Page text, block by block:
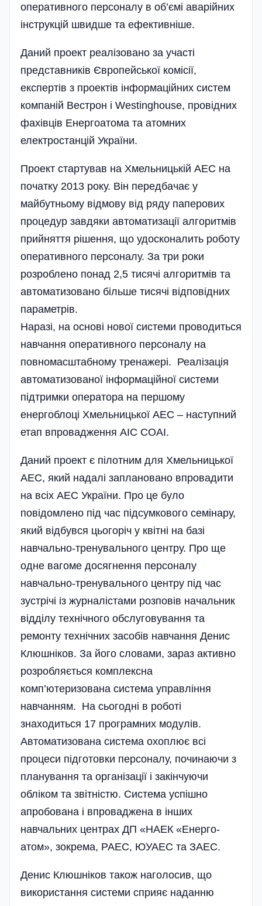
оперативного персоналу в об’ємі аварійних
ін­струкцій швидше та ефективніше.
Даний проект реалізовано за участі
представників Європейської ко­місії,
експертів з проектів інформаційних систем
компаній Вестрон і Westing­house, провідних
фахівців Енергоатома та атомних
електростанцій України.
Проект стартував на Хмельницькій АЕС на
початку 2013 року. Він передбачає у
майбутньому відмову від ряду паперових
процедур завдяки автоматизації алгори­тмів
прийняття рішення, що удосконалить роботу
оперативного персо­налу. За три роки
розроблено понад 2,5 тисячі алгоритмів та
автоматизовано більше тисячі відповідних
параметрів.
Наразі, на основі нової системи проводиться
навчання оперативного персоналу на
повномасштабному тренажері. Реалізація
автоматизованої інформацій­ної системи
підтримки оператора на першому
енергоблоці Хмельницької АЕС – наступний
етап впровадження АІС СОАІ.
Даний проект є пілотним для Хмельницької
АЕС, який надалі заплановано впровадити
на всіх АЕС України. Про це було
повідомлено під час підсумкового семінару,
який відбувся цьогоріч у квітні на базі
навчально-тренувального центру. Про ще
одне вагоме досягнення персоналу
навчально-тренувального центру­ під час
зустрічі із журналістами розповів начальник
відділу технічного обслуговування та
ремонту технічних засобів навчання Денис
Клюшніков. За його словами, зараз активно
розробляється комплексна
комп’ютеризована система управління
навчанням. На сьогодні в роботі
знаходиться 17 програмних модулів.
Автоматизована система охоплює всі
процеси підготовки персоналу, починаючи з
планування та організації і закінчуючи
обліком та звітністю. Система успішно
апробована і впрова­джена в інших
навчальних центрах ДП «НАЕК «Енерго­
атом», зокрема, РАЕС, ЮУАЕС та ЗАЕС.
Денис Клюшніков також наголосив, що
використання системи сприяє наданню